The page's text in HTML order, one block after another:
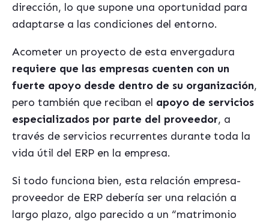
dirección, lo que supone una oportunidad para
adaptarse a las condiciones del entorno.
Acometer un proyecto de esta envergadura
requiere que las empresas cuenten con un
fuerte apoyo desde dentro de su organización,
pero también que reciban el apoyo de servicios
especializados por parte del proveedor, a
través de servicios recurrentes durante toda la
vida útil del ERP en la empresa.
Si todo funciona bien, esta relación empresa-
proveedor de ERP debería ser una relación a
largo plazo, algo parecido a un “matrimonio